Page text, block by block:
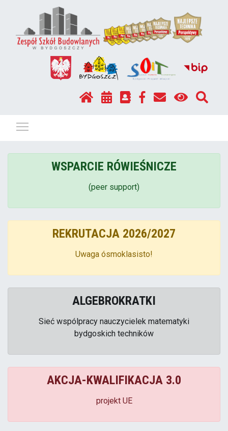
WSPARCIE RÓWIEŚNICZE
(peer support)
REKRUTACJA 2026/2027
Uwaga ósmoklasisto!
ALGEBROKRATKI
Sieć wspólpracy nauczycielek matematyki
bydgoskich techników
AKCJA-KWALIFIKACJA 3.0
projekt UE